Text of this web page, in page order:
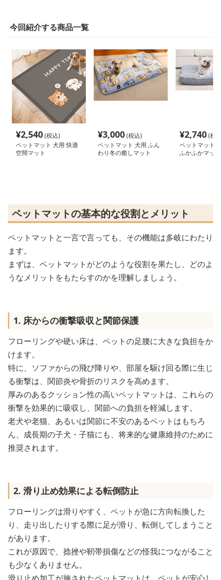
今回紹介する商品一覧
¥2,540(税込)
ペットマット 犬用 快適
空間マット
¥3,000(税込)
ペットマット 犬用 ふん
わり冬の癒しマット
¥2,740(税
ペットマット
ふかふかマット
ペットマットの基本的な役割とメリット
ペットマットと一言で言っても、その機能は多岐にわたり
ます。
まずは、ペットマットがどのような役割を果たし、どのよ
うなメリットをもたらすのかを理解しましょう。
1. 床からの衝撃吸収と関節保護
フローリングや硬い床は、ペットの足腰に大きな負担をか
けます。
特に、ソファからの飛び降りや、部屋を駆け回る際に生じ
る衝撃は、関節炎や骨折のリスクを高めます。
厚みのあるクッション性の高いペットマットは、これらの
衝撃を効果的に吸収し、関節への負担を軽減します。
老犬や老猫、あるいは関節に不安のあるペットはもちろ
ん、成長期の子犬・子猫にも、将来的な健康維持のために
推奨されます。
2. 滑り止め効果による転倒防止
フローリングは滑りやすく、ペットが急に方向転換した
り、走り出したりする際に足が滑り、転倒してしまうこと
があります。
これが原因で、捻挫や靭帯損傷などの怪我につながること
も少なくありません。